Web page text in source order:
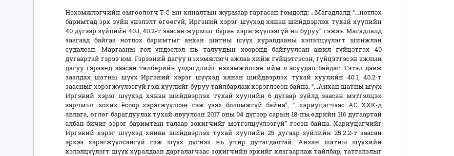
Нэхэмжлэгчийн өмгөөлөгч Т.С-ын хяналтын журмаар гаргасан гомдолд: ...Магадлалд “...нотлох
баримтад эрх зүйн үнэлэлт өгөөгүй, Иргэний хэрэг шүүхэд хянан шийдвэрлэх тухай хуулийн
40 дүгээр зүйлийн 40.1, 40.2-т заасан журмыг бүрэн хэрэгжүүлээгүй нь буруу” гэжээ. Магадлалд
заагаад байгаа нотлох баримтыг анхан шатны шүүх хуралдааны хэлэлцүүлэгт шинжлэн
судалсан. Маргааны гол үндэслэл нь талуудын хооронд байгуулсан ажил гүйцэтгэх 40
дугаартай гэрээ юм. Гэрээний дагуу нэхэмжлэгч ажлаа хийж гүйцэтгэсэн, гүйцэтгэсэн ажлын
дагуу гэрээнд заасан төлбөрийн үлдэгдлийг нэхэмжилсэн ийм л асуудап байдаг. Гэтэл давж
заалдах шатны шүүх Иргэний хэрэг шүүхэд хянан шийдвэрлэх тухай хуулийн 40.1, 40.2-т
заасныг хэрэгжүүлээгүй гэж хуулийг буруу тайлбарлаж хэрэглэсэн байна. “...Анхан шатны шүүх
Иргэний хэрэг шүүхэд хянан шийдвэрлэх тухай хуулийн 6 дугаар зүйлд заасан мэтгэлцэх
зарчмыг зохих ёсоор хэрэгжүүлсэн гэж үзэх боломжгүй байна”, “...хариуцагчаас АС ХХК-д
авлага, өглөг барагдуулах тухай явуулсан 2017 оны 04 дүгээр сарын 18-ны өдрийн 116 дугаартай
албан бичиг зэрэг баримтын талаар зохигчийг мэтгэлцүүлээгүй” гэсэн байна. Хариуцагчийг
Иргэний хэрэг шүүхэд хянан шийдвэрлэх тухай хуулийн 25 дугаар зүйлийн 25.2.2-т заасан
эрхээ хэрэгжүүлсэнгүй гэж шүүх дүгнэх нь учир дутагдалтай. Анхан шатны шүүхийн
хэлэлцүүлэгт шүүх хуралдаан даргалагчаас зохигчийн эрхийг хязгаарлаж тайлбар, татгалзлыг